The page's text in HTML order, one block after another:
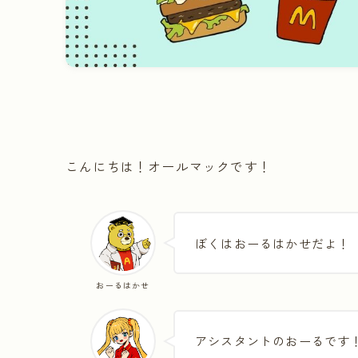
こんにちは！オールマックです！
おーるはかせ
ぼくはおーるはかせだよ！
アシスタントのおーるです